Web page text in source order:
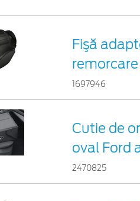
Fişă
remorcare
1697946
Cutie de
oval Ford
2470825